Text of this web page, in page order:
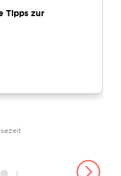
Tipps zur